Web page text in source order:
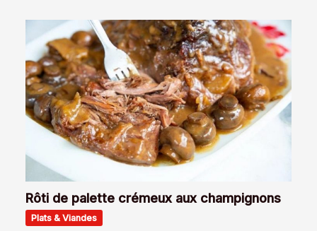
Rôti de palette crémeux aux champignons
Plats & Viandes